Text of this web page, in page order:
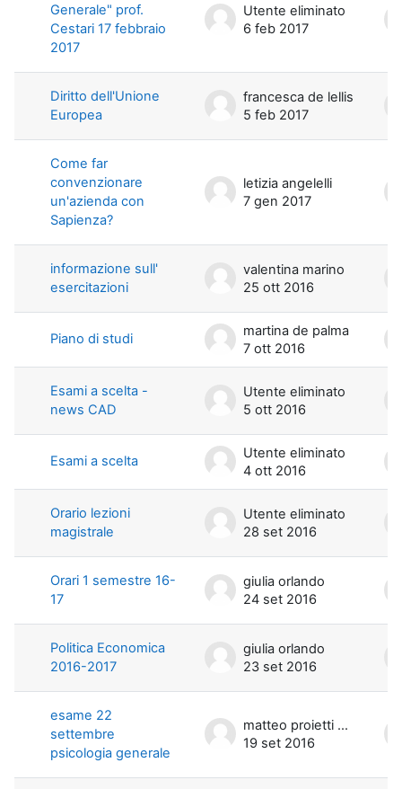
Generale" prof.
Cestari 17 febbraio
2017
Utente eliminato
6 feb 2017
Diritto dell'Unione
Europea
francesca de lellis
5 feb 2017
Come far
convenzionare
un'azienda con
Sapienza?
letizia angelelli
7 gen 2017
informazione sull'
esercitazioni
valentina marino
25 ott 2016
Piano di studi
martina de palma
7 ott 2016
Esami a scelta -
news CAD
Utente eliminato
5 ott 2016
Esami a scelta
Utente eliminato
4 ott 2016
Orario lezioni
magistrale
Utente eliminato
28 set 2016
Orari 1 semestre 16-
17
giulia orlando
24 set 2016
Politica Economica
2016-2017
giulia orlando
23 set 2016
esame 22
settembre
psicologia generale
matteo proietti mancini
19 set 2016